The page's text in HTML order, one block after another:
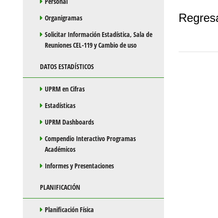
Organigramas
Solicitar Información Estadística, Sala de
Reuniones CEL-119 y Cambio de uso
DATOS ESTADÍSTICOS
UPRM en Cifras
Estadísticas
UPRM Dashboards
Compendio Interactivo Programas
Académicos
Informes y Presentaciones
PLANIFICACIÓN
Planificación Física